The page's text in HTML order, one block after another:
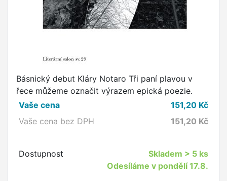
Básnický debut Kláry Notaro Tři paní plavou v
řece můžeme označit výrazem epická poezie.
Vaše cena
151,20 Kč
Vaše cena bez DPH
151,20 Kč
Dostupnost Skladem > 5 ks
Odesíláme v pondělí 17.8.